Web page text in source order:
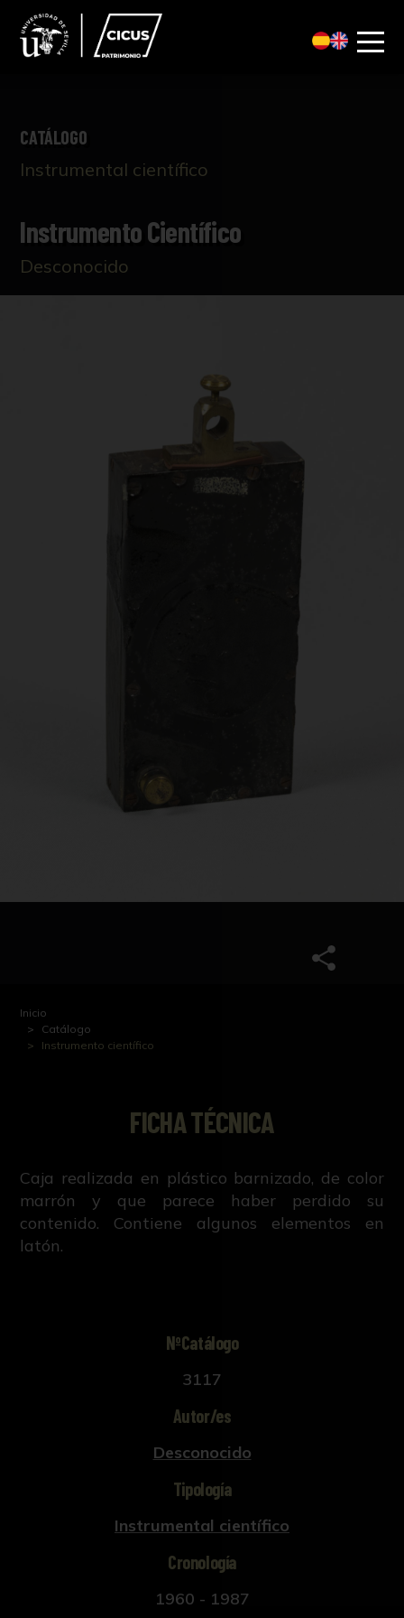
CATÁLOGO
Instrumental científico
Instrumento Científico
Desconocido
Inicio
Catálogo
Instrumento científico
FICHA TÉCNICA
Caja realizada en plástico barnizado, de color
marrón y que parece haber perdido su
contenido. Contiene algunos elementos en
latón.
NºCatálogo
3117
Autor/es
Desconocido
Tipología
Instrumental científico
Cronología
1960 - 1987